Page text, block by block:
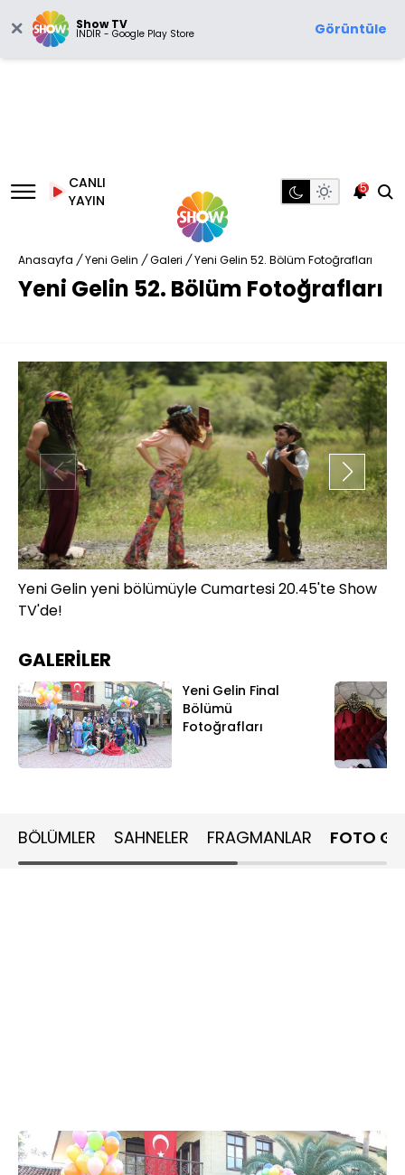
Show TV
İNDİR - Google Play Store Görüntüle
CANLI
YAYIN
5
Anasayfa / Yeni Gelin / Galeri / Yeni Gelin 52. Bölüm Fotoğrafları
Yeni Gelin 52. Bölüm Fotoğrafları
Yeni Gelin yeni bölümüyle Cumartesi 20.45'te Show
TV'de!
GALERİLER
Yeni Gelin Final
Bölümü
Fotoğrafları
BÖLÜMLER SAHNELER FRAGMANLAR FOTO